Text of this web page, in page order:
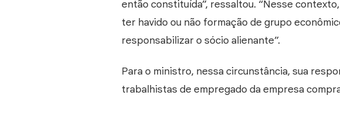
então constituída”, ressaltou. “Nesse
ter havido ou não formação de grupo
responsabilizar o sócio alienante”.
Para o ministro, nessa circunstância, sua
trabalhistas de empregado da empresa